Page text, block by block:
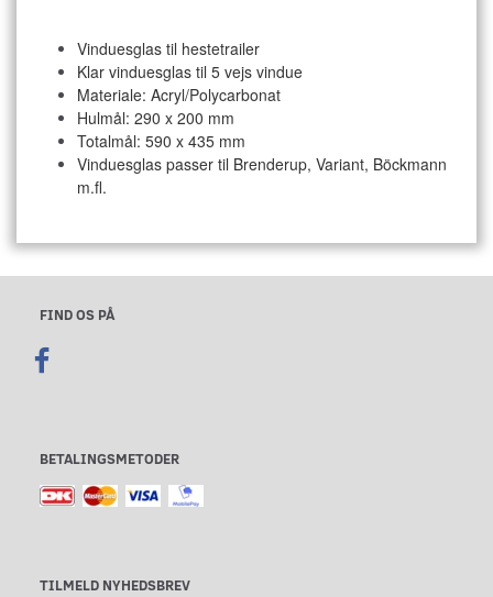
Vinduesglas til hestetrailer
Klar vinduesglas til 5 vejs vindue
Materiale: Acryl/Polycarbonat
Hulmål: 290 x 200 mm
Totalmål: 590 x 435 mm
Vinduesglas passer til Brenderup, Variant, Böckmann
m.fl.
FIND OS PÅ
BETALINGSMETODER
TILMELD NYHEDSBREV